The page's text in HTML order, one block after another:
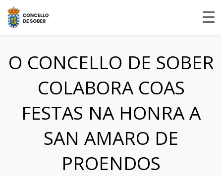
O CONCELLO DE SOBER
COLABORA COAS
FESTAS NA HONRA A
SAN AMARO DE
PROENDOS